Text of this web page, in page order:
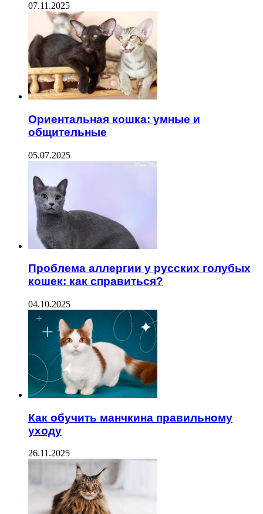
07.11.2025
Ориентальная кошка: умные и
общительные
05.07.2025
Проблема аллергии у русских голубых
кошек: как справиться?
04.10.2025
Как обучить манчкина правильному
уходу
26.11.2025